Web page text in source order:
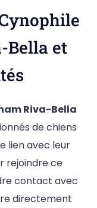
Bella et
Riva-Bella
de chiens
lien avec leur
rejoindre ce
contact avec
directement